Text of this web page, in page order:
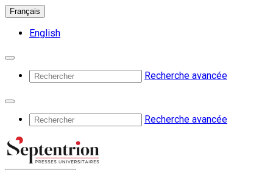
Français
English
Recherche avancée
Recherche avancée